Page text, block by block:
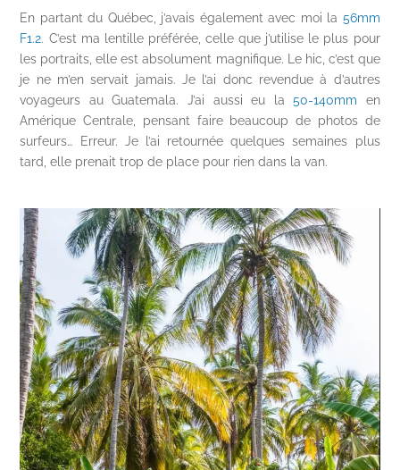
En partant du Québec, j’avais également avec moi la 56mm
F1.2. C’est ma lentille préférée, celle que j’utilise le plus pour
les portraits, elle est absolument magnifique. Le hic, c’est que
je ne m’en servait jamais. Je l’ai donc revendue à d’autres
voyageurs au Guatemala. J’ai aussi eu la50-140mm en
Amérique Centrale, pensant faire beaucoup de photos de
surfeurs… Erreur. Je l’ai retournée quelques semaines plus
tard, elle prenait trop de place pour rien dans la van.